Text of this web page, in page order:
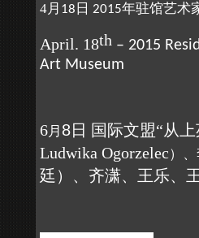
4月 18 日 2015年驻馆艺术
April. 18th – 2015
Art Museum
6月 8日 国际文盟“从
Ludwika Ogorzelec）
廷）、齐潇、王乐、